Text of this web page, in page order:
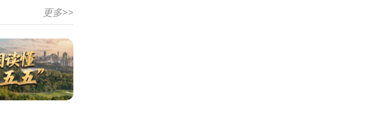
更多>>